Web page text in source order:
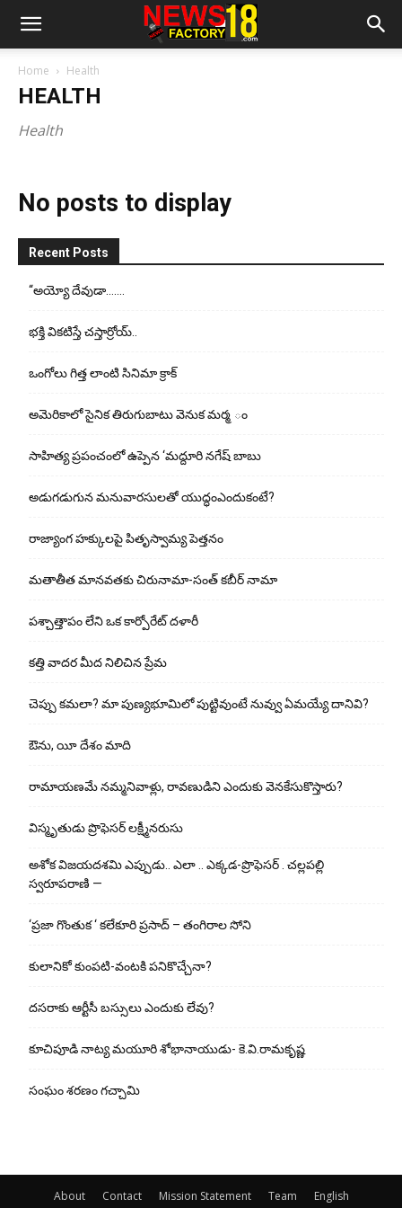
Home Health
HEALTH
Health
No posts to display
Recent Posts
“అయ్యో దేవుడా…….
భ‌క్తి విక‌టిస్తే చ‌స్తార్రోయ్‌..
ఒంగోలు గిత్త లాంటి సినిమా క్రాక్
అమెరికాలో సైనిక తిరుగుబాటు వెనుక మర్మ ం
సాహిత్య ప్రపంచంలో ఉప్పెన ‘మద్దూరి నగేష్ బాబు
అడుగ‌డుగున మ‌నువార‌సుల‌తో యుద్ధంఎందుకంటే?
రాజ్యాంగ హక్కులపై పితృస్వామ్య పెత్తనం
మతాతీత మానవతకు చిరునామా-సంత్ కబీర్ నామా
పశ్చాత్తాపం లేని ఒక కార్పోరేట్ దళారీ
కత్తి వాదర మీద నిలిచిన ప్రేమ
చెప్పు క‌మ‌లా? మా పుణ్యభూమిలో పుట్టివుంటే నువ్వు ఏమయ్యే దానివి?
ఔను, యీ దేశం మాది
రామాయణమే నమ్మనివాళ్లు, రావణుడిని ఎందుకు వెనకేసుకొస్తారు?
విస్మృతుడు ప్రొఫెసర్ లక్ష్మీనరుసు
అశోక విజ‌య‌ద‌శ‌మి ఎప్పుడు.. ఎలా .. ఎక్క‌డ‌-ప్రొఫెసర్ . చల్లపల్లి
స్వరూపరాణి —
‘ప్రజా గొంతుక ‘ కలేకూరి ప్రసాద్ – తంగిరాల సోని
కులానికో కుంప‌టి-వంట‌కి ప‌నికొచ్చేనా?
ద‌స‌రాకు ఆర్టీసీ బ‌స్సులు ఎందుకు లేవు?
కూచిపూడి నాట్య మ‌యూరి శోభానాయుడు- కె.వి.రామకృష్ణ
సంఘం శరణం గచ్చామి
About Contact Mission Statement Team English